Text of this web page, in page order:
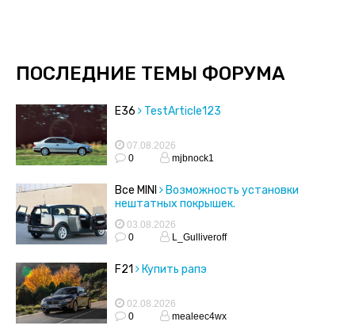
ПОСЛЕДНИЕ ТЕМЫ ФОРУМА
E36 TestArticle123
07.08.2026
0
mjbnock1
Все MINI
Возможность установки
нештатных покрышек.
03.08.2026
0
L_Gulliveroff
F21 Купить рапэ
02.08.2026
0
mealeec4wx